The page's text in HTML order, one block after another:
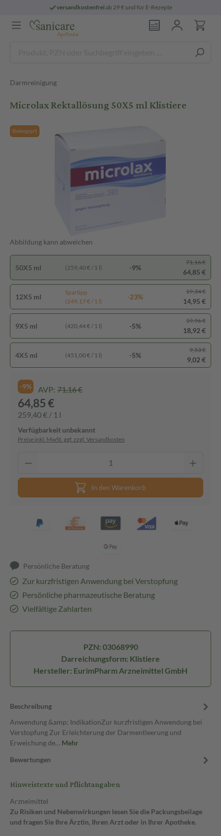
versandkostenfreiab 29 € und für E-Rezepte
Darmreinigung
Microlax Rektallösung 50X5 ml Klistiere
Reimport
Abbildung kann abweichen
50X5 ml (259,40 € / 1 l) -9%
71,16 €
64,85 €
12X5 ml
Spartipp
(249,17 € / 1 l)
-23%
19,34 €
14,95 €
9X5 ml (420,44 € / 1 l) -5%
19,96 €
18,92 €
4X5 ml (451,00 € / 1 l) -5%
9,53 €
9,02 €
-9% AVP: 71,16 €
64,85 €
259,40 € / 1 l
Verfügbarkeit unbekannt
Preise inkl. MwSt. ggf. zzgl. Versandkosten
In den Warenkorb
Persönliche Beratung
Zur kurzfristigen Anwendung bei Verstopfung
Persönliche pharmazeutische Beratung
Vielfältige Zahlarten
PZN: 03068990
Darreichungsform: Klistiere
Hersteller: EurimPharm Arzneimittel GmbH
Beschreibung
Anwendung &amp; IndikationZur kurzfristigen Anwendung bei
Verstopfung Zur Erleichterung der Darmentleerung und
Erweichung de… Mehr
Bewertungen
Hinweistexte und Pflichtangaben
Arzneimittel
Zu Risiken und Nebenwirkungen lesen Sie die Packungsbeilage
und fragen Sie Ihre Ärztin, Ihren Arzt oder in Ihrer Apotheke.